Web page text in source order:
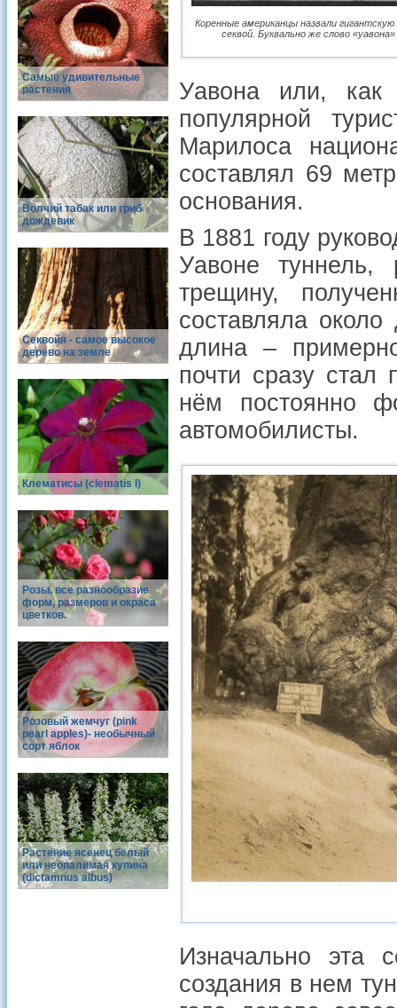
Самые удивительные
растения
Волчий табак или гриб
дождевик
Cеквойя - самое высокое
дерево на земле
Клематисы (clematis l)
Розы. все разнообразие
форм, размеров и окраса
цветков.
Розовый жемчуг (pink
pearl apples)- необычный
сорт яблок
Растение ясенец белый
или неопалимая купина
(dictamnus albus)
Коренные американцы назвали
секвой. Буквально же слово
Уавона или, как
популярной
Марилоса
составлял 69
основания.
В 1881 году
Уавоне
трещину,
составляла
длина –
почти сразу стал
нём постоянно
автомобилисты.
Изначально эта
создания в нем